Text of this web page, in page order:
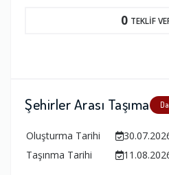
0 TEKLİF
Şehirler Arası Taşıma
Oluşturma Tarihi
Taşınma Tarihi